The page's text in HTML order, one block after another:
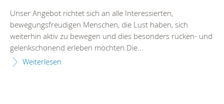
Unser Angebot richtet sich an alle Interessierten,
bewegungsfreudigen Menschen, die Lust haben, sich
weiterhin aktiv zu bewegen und dies besonders rücken- und
gelenkschonend erleben möchten.Die...
Weiterlesen